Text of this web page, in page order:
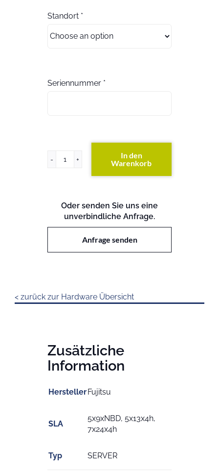
Standort *
Seriennummer *
PRIMERGY
In den
Warenkorb
Oder senden Sie uns eine
unverbindliche Anfrage.
Anfrage senden
< zurück zur Hardware Übersicht
Zusätzliche
Information
HerstellerFujitsu
SLA
5x9xNBD, 5x13x4h,
7x24x4h
Typ SERVER